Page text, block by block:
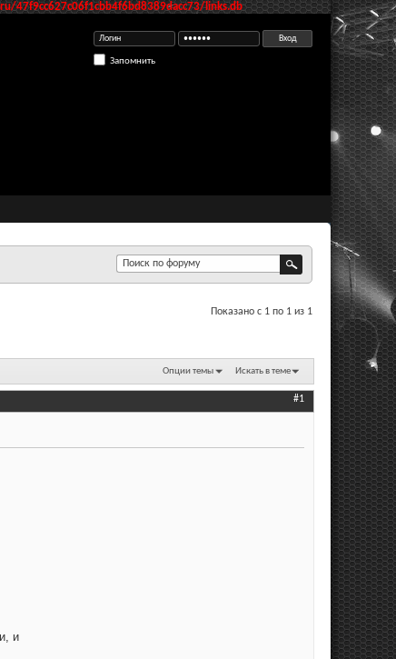
47f9cc627c06f1cbb4f6bd8389dacc73/links.db
Запомнить
Показано с 1 по 1 из 1
Опции темы Искать в теме
#1
и